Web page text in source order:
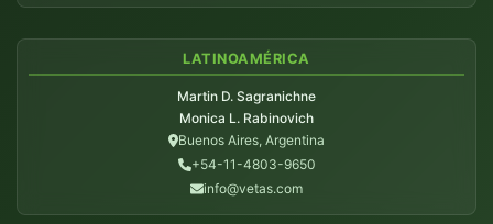
LATINOAMÉRICA
Martin D. Sagranichne
Monica L. Rabinovich
Buenos Aires, Argentina
+54-11-4803-9650
info@vetas.com